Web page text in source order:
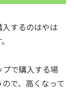
するのはやは
で購入する場
で、高くなって